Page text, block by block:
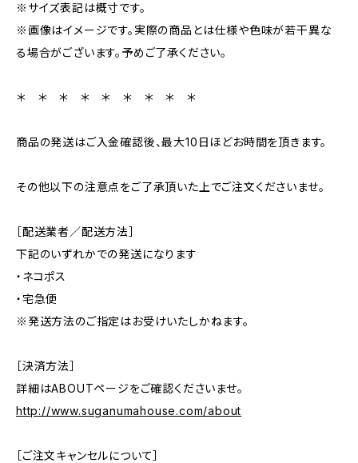
※サイズ表記は概寸です。
※画像はイメージです。実際の商品とは仕様や色味が若干異な
る場合がございます。予めご了承ください。
＊ ＊ ＊ ＊ ＊ ＊ ＊ ＊ ＊
商品の発送はご入金確認後、最大10日ほどお時間を頂きます。
その他以下の注意点をご了承頂いた上でご注文くださいませ。
［配送業者／配送方法］
下記のいずれかでの発送になります
・ネコポス
・宅急便
※発送方法のご指定はお受けいたしかねます。
［決済方法］
詳細はABOUTページをご確認くださいませ。
http://www.suganumahouse.com/about
［ご注文キャンセルについて］